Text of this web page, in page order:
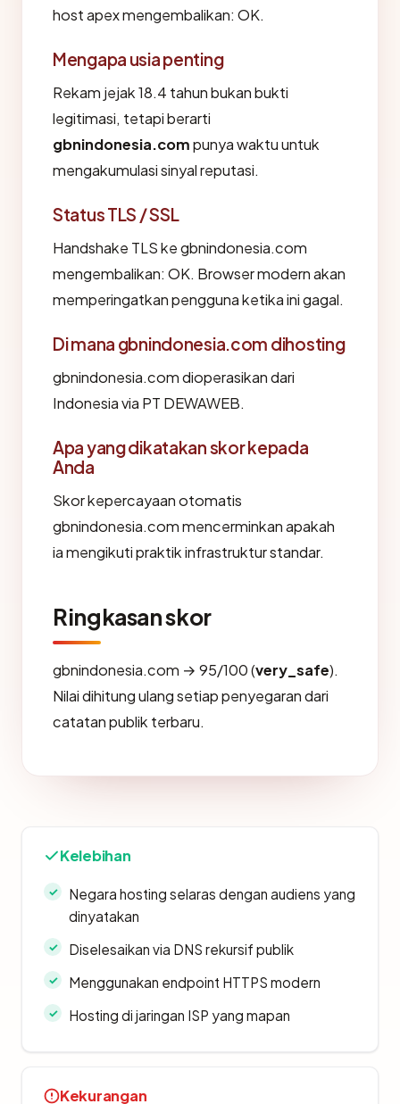
host apex mengembalikan: OK.
Mengapa usia penting
Rekam jejak 18.4 tahun bukan bukti
legitimasi, tetapi berarti
gbnindonesia.compunya waktu untuk
mengakumulasi sinyal reputasi.
Status TLS / SSL
Handshake TLS ke gbnindonesia.com
mengembalikan: OK. Browser modern akan
memperingatkan pengguna ketika ini gagal.
Di mana gbnindonesia.com dihosting
gbnindonesia.com dioperasikan dari
Indonesia via PT DEWAWEB.
Apa yang dikatakan skor kepada
Anda
Skor kepercayaan otomatis
gbnindonesia.com mencerminkan apakah
ia mengikuti praktik infrastruktur standar.
Ringkasan skor
gbnindonesia.com → 95/100 (very_safe).
Nilai dihitung ulang setiap penyegaran dari
catatan publik terbaru.
Kelebihan
Negara hosting selaras dengan audiens yang
dinyatakan
Diselesaikan via DNS rekursif publik
Menggunakan endpoint HTTPS modern
Hosting di jaringan ISP yang mapan
Kekurangan